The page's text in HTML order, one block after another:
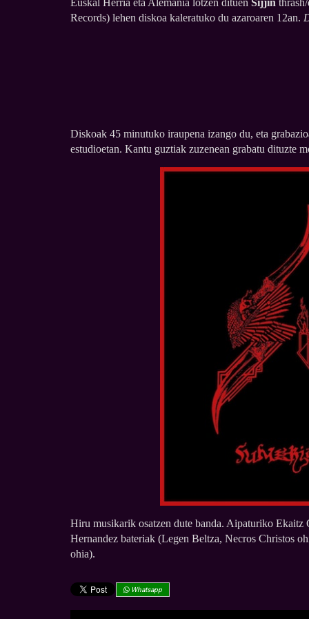
Records) lehen diskoa kaleratuko du azaroaren 12an.
Diskoak 45 minutuko iraupena izango du, eta
estudioetan. Kantu guztiak zuzenean grabatu dituzte
Hiru musikarik osatzen dute banda. Aipaturiko
Hernandez bateriak (Legen Beltza, Necros Christos
ohia).
Whatsapp